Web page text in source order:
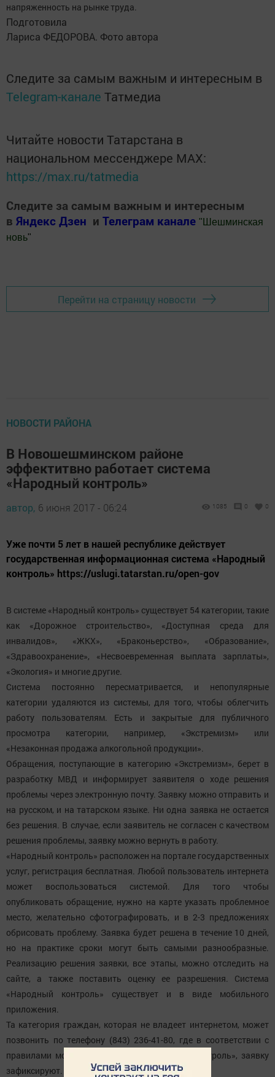
напряженность на рынке труда.
Подготовила
Лариса ФЕДОРОВА. Фото автора
Следите за самым важным и интересным в
Telegram-канале Татмедиа
Читайте новости Татарстана в
национальном мессенджере MАХ:
https://max.ru/tatmedia
Следите за самым важным и интересным
в Яндекс Дзен и Телеграм канале " Шешминская
новь"
Перейти на страницу новости
НОВОСТИ РАЙОНА
В Новошешминском районе
эффектитвно работает система
«Народный контроль»
автор, 6 июня 2017 - 06:24 1085 0 0
Уже почти 5 лет в нашей республике действует
государственная информационная система «Народный
контроль» https://uslugi.tatarstan.ru/open-gov
В системе «Народный контроль» существует 54 категории, такие
как «Дорожное строительство», «Доступная среда для
инвалидов», «ЖКХ», «Браконьерство», «Образование»,
«Здравоохранение», «Несвоевременная выплата зарплаты»,
«Экология» и многие другие.
Система постоянно пересматривается, и непопулярные
категории удаляются из системы, для того, чтобы облегчить
работу пользователям. Есть и закрытые для публичного
просмотра категории, например, «Экстремизм» или
«Незаконная продажа алкогольной продукции».
Обращения, поступающие в категорию «Экстремизм», берет в
разработку МВД и информирует заявителя о ходе решения
проблемы через электронную почту. Заявку можно отправить и
на русском, и на татарском языке. Ни одна заявка не остается
без решения. В случае, если заявитель не согласен с качеством
решения проблемы, заявку можно вернуть в работу.
«Народный контроль» расположен на портале государственных
услуг, регистрация бесплатная. Любой пользователь интернета
может воспользоваться системой. Для того чтобы
опубликовать обращение, нужно на карте указать проблемное
место, желательно сфотографировать, и в 2-3 предложениях
обрисовать проблему. Заявка будет решена в течение 10 дней,
но на практике сроки могут быть самыми разнообразные.
Реализацию решения заявки, все этапы, можно отследить на
сайте, а также поставить оценку ее разрешения. Система
«Народный контроль» существует и в виде мобильного
приложения.
Та категория граждан, которая не владеет интернетом, может
позвонить по телефону (843) 236-41-80, где в соответствии с
правилами модерации системы «Народный контроль», заявку
зафиксируют.